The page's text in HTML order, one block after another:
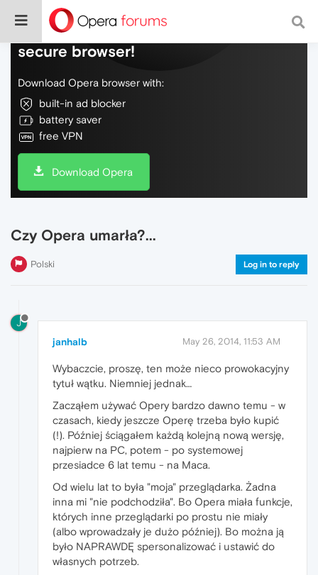
Do more on the web, with a fast and
secure browser!
Download Opera browser with:
built-in ad blocker
battery saver
free VPN
Download Opera
Czy Opera umarła?...
Polski Log in to reply
J
janhalb May 26, 2014, 11:53 AM
Wybaczcie, proszę, ten może nieco prowokacyjny
tytuł wątku. Niemniej jednak…
Zacząłem używać Opery bardzo dawno temu - w
czasach, kiedy jeszcze Operę trzeba było kupić
(!). Później ściągałem każdą kolejną nową wersję,
najpierw na PC, potem - po systemowej
przesiadce 6 lat temu - na Maca.
Od wielu lat to była "moja" przeglądarka. Żadna
inna mi "nie podchodziła". Bo Opera miała funkcje,
których inne przeglądarki po prostu nie miały
(albo wprowadzały je dużo później). Bo można ją
było NAPRAWDĘ spersonalizować i ustawić do
własnych potrzeb.